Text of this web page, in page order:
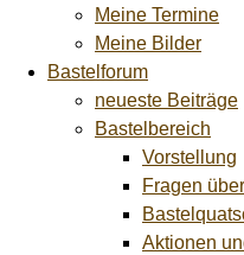
Meine Termine
Meine Bilder
Bastelforum
neueste Beiträge
Bastelbereich
Vorstellung
Fragen
Aktionen